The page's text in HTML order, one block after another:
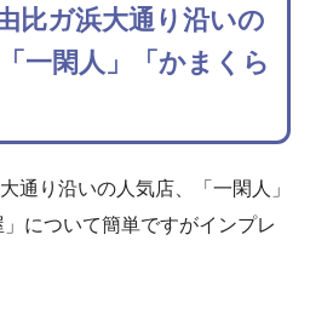
比ガ浜大通り沿いの
一閑人」「かまくら
通り沿いの人気店、「一閑人」
について簡単ですがインプレ